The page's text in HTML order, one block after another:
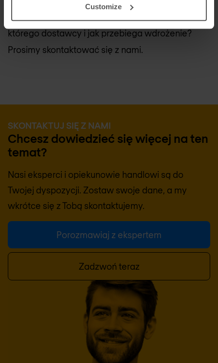
Customize
najlepiej pasuje do Państwa organizacji, od
którego dostawcy i jak przebiega wdrożenie?
Prosimy skontaktować się z nami.
SKONTAKTUJ SIĘ Z NAMI
Chcesz dowiedzieć się więcej na ten
temat?
Nasi eksperci i opiekunowie handlowi są do
Twojej dyspozycji. Zostaw swoje dane, a my
wkrótce się z Tobą skontaktujemy.
Porozmawiaj z ekspertem
Zadzwoń teraz